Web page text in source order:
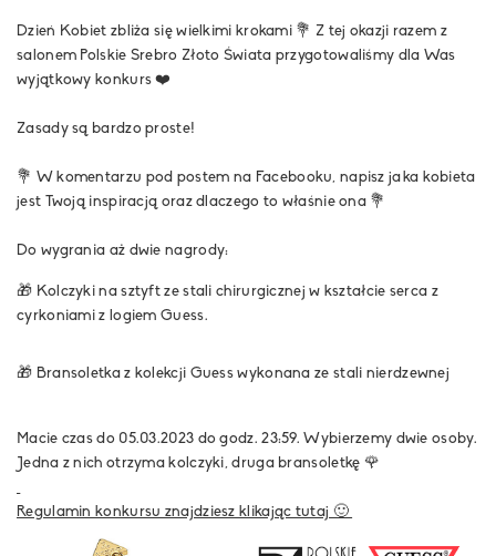
Dzień Kobiet zbliża się wielkimi krokami 💐 Z tej okazji razem z
salonem Polskie Srebro Złoto Świata przygotowaliśmy dla Was
wyjątkowy konkurs ❤️
Zasady są bardzo proste!
💐 W komentarzu pod postem na Facebooku, napisz jaka kobieta
jest Twoją inspiracją oraz dlaczego to właśnie ona 💐
Do wygrania aż dwie nagrody:
🎁 Kolczyki na sztyft ze stali chirurgicznej w kształcie serca z
cyrkoniami z logiem Guess.
🎁 Bransoletka z kolekcji Guess wykonana ze stali nierdzewnej
Macie czas do 05.03.2023 do godz. 23:59. Wybierzemy dwie osoby.
Jedna z nich otrzyma kolczyki, druga bransoletkę 🌹
Regulamin konkursu znajdziesz klikając tutaj 🙂